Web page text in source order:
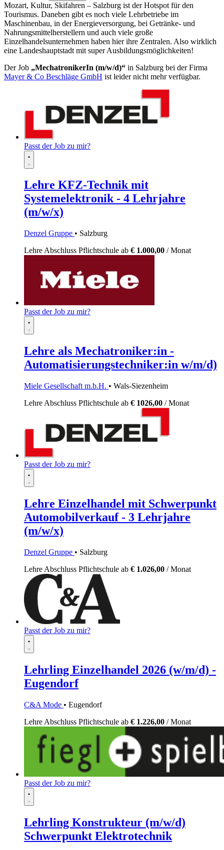
Mozart, Kultur, Skifahren – Salzburg ist der Hotspot für den
Tourismus. Daneben gibt es noch viele Lehrbetriebe im
Maschinenbau, in der Energieversorgung, bei Getränke- und
Nahrungsmittelherstellern und auch viele große
Einzelhandelsunternehmen haben hier ihre Zentralen. Also wirklich
eine Landeshauptstadt mit super Ausbildungsmöglichkeiten!
Der Job „MechatronikerIn (m/w/d)“ in Salzburg bei der Firma
Mayer & Co Beschläge GmbH ist leider nicht mehr verfügbar.
Passt der Job zu mir?
Lehre KFZ-Technik mit
Systemelektronik - 4 Lehrjahre
(m/w/x)
Denzel Gruppe • Salzburg
Lehre Abschluss Pflichtschule ab € 1.000,00 / Monat
Passt der Job zu mir?
Lehre als Mechatroniker:in -
Automatisierungstechniker:in w/m/d)
Miele Gesellschaft m.b.H. • Wals-Siezenheim
Lehre Abschluss Pflichtschule ab € 1026,00 / Monat
Passt der Job zu mir?
Lehre Einzelhandel mit Schwerpunkt
Automobilverkauf - 3 Lehrjahre
(m/w/x)
Denzel Gruppe • Salzburg
Lehre Abschluss Pflichtschule ab € 1.026,00 / Monat
Passt der Job zu mir?
Lehrling Einzelhandel 2026 (w/m/d) -
Eugendorf
C&A Mode • Eugendorf
Lehre Abschluss Pflichtschule ab € 1.226,00 / Monat
Passt der Job zu mir?
Lehrling Konstrukteur (m/w/d)
Schwerpunkt Elektrotechnik